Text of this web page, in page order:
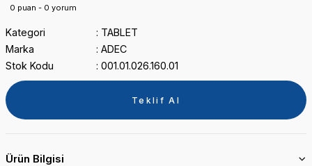
0 puan - 0 yorum
Kategori
TABLET
Marka
ADEC
Stok Kodu
001.01.026.160.01
Teklif Al
Ürün Bilgisi